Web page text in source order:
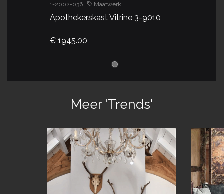
1-2002-036 | Maatwerk
Apothekerskast Vitrine 3-9010
€ 1945.00
Meer 'Trends'